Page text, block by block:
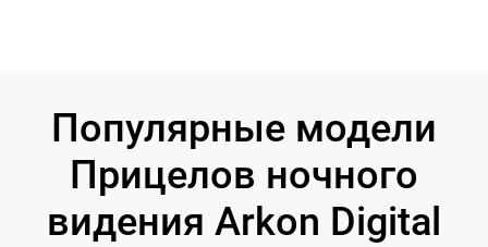
Популярные модели
Прицелов ночного
видения Arkon Digital